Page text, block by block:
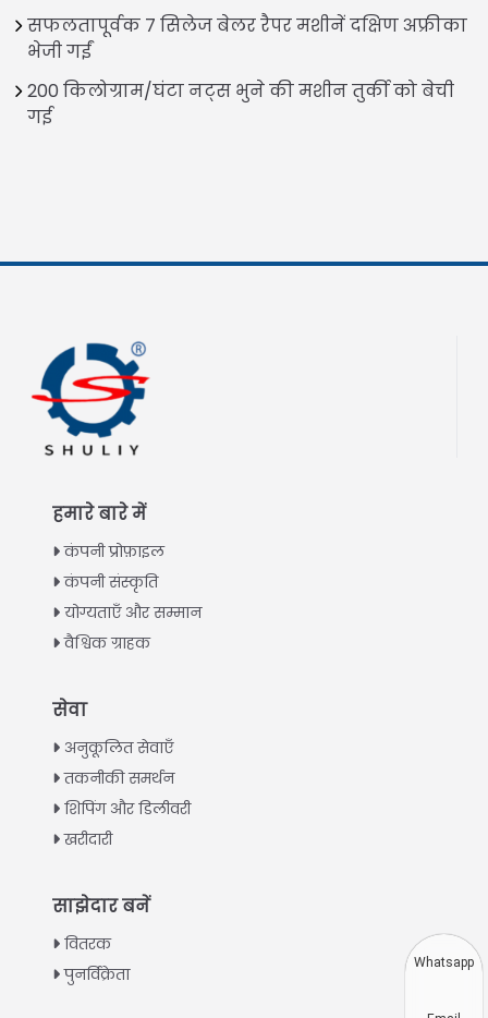
सफलतापूर्वक 7 सिलेज बेलर रैपर मशीनें दक्षिण अफ्रीका
भेजी गईं
200 किलोग्राम/घंटा नट्स भुने की मशीन तुर्की को बेची
गई
हमारे बारे में
कंपनी प्रोफ़ाइल
कंपनी संस्कृति
योग्यताएँ और सम्मान
वैश्विक ग्राहक
सेवा
अनुकूलित सेवाएँ
तकनीकी समर्थन
शिपिंग और डिलीवरी
खरीदारी
साझेदार बनें
वितरक
पुनर्विक्रेता
Vietnamese
Whatsapp